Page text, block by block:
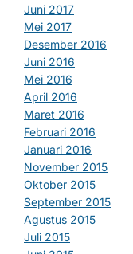
Juni 2017
Mei 2017
Desember 2016
Juni 2016
Mei 2016
April 2016
Maret 2016
Februari 2016
Januari 2016
November 2015
Oktober 2015
September 2015
Agustus 2015
Juli 2015